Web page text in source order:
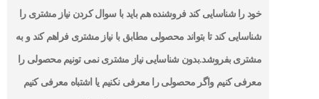
خود را شناسایی کند فروشنده هم باید با سوال کردن نیاز مشتری را
شناسایی کند تا بتواند محصولی مطابق با نیاز مشتری فراهم کند و به
مشتری بفروشد.بدون شناسایی نیاز مشتری نمی تونیم محصولی را
معرفی کنیم واگر محصولی را معرفی نکنیم یا اشتباه معرفی کنیم